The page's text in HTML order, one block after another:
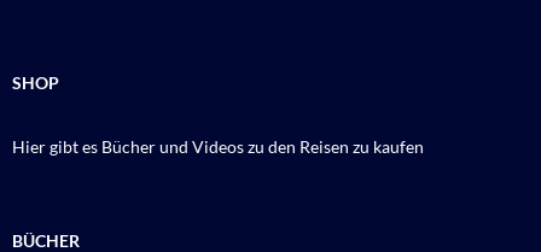
SHOP
Hier gibt es Bücher und Videos zu den Reisen zu kaufen
BÜCHER